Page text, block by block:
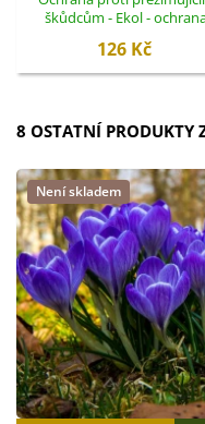
škůdcům - Ekol -
126 Kč
8 OSTATNÍ PRODUKTY
Není skladem